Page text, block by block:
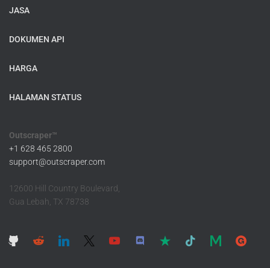
JASA
DOKUMEN API
HARGA
HALAMAN STATUS
Outscraper™
+1 628 465 2800
support@outscraper.com
12600 Hill Country Boulevard,
Gua Lebah, TX 78738